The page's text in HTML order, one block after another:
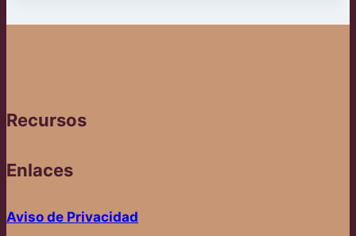
Recursos
Enlaces
Aviso de Privacidad